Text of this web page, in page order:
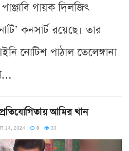
গায়ক দিলজিৎ
কনসার্ট রয়েছে। তার
নোটিশ পাঠাল তেলেঙ্গানা
আমির খান
14, 2024 0 30